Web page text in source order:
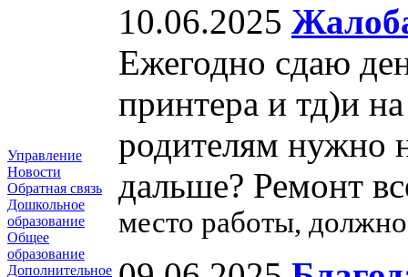
Управление
Новости
Обратная связь
Дошкольное
образование
Общее
образование
Дополнительное
10.06.2025
Ежегодно сдаю
принтера и тд)и
родителям нужно
дальше? Ремонт
место работы,